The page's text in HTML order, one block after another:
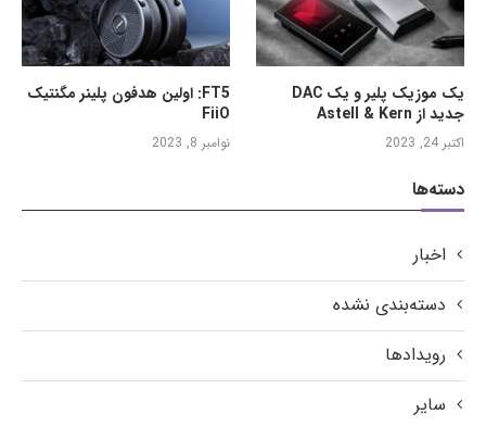
FT5: اولین هدفون پلینر مگنتیک
FiiO
نوامبر 8, 2023
یک موزیک پلیر و یک DAC
جدید از Astell & Kern
اکتبر 24, 2023
دسته‌ها
اخبار
دسته‌بندی نشده
رویدادها
سایر